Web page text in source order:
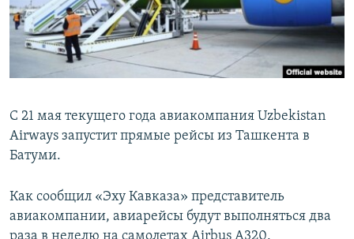
СПОРТ
МИР
БЛОГИ
ГОЛОСА
ЧИТАЕМ ПРЕССУ
АРХИВ РАДИОПРОГРАММЫ
Все сайты РСЕ/РС
С 21 мая текущего года авиакомпания Uzbekistan
Airways запустит прямые рейсы из Ташкента в
Батуми.
Как сообщил «Эху Кавказа» представитель
авиакомпании, авиарейсы будут выполняться два